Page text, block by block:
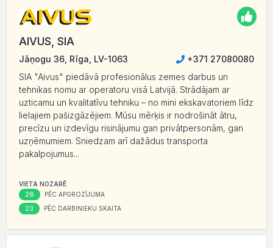
AIVUS, SIA
Jāņogu 36, Rīga, LV-1063
+371 27080080
SIA "Aivus" piedāvā profesionālus zemes darbus un
tehnikas nomu ar operatoru visā Latvijā. Strādājam ar
uzticamu un kvalitatīvu tehniku – no mini ekskavatoriem līdz
lielajiem pašizgāzējiem. Mūsu mērķis ir nodrošināt ātru,
precīzu un izdevīgu risinājumu gan privātpersonām, gan
uzņēmumiem. Sniedzam arī dažādus transporta
pakalpojumus...
VIETA NOZARĒ
28 PĒC APGROZĪJUMA
23 PĒC DARBINIEKU SKAITA